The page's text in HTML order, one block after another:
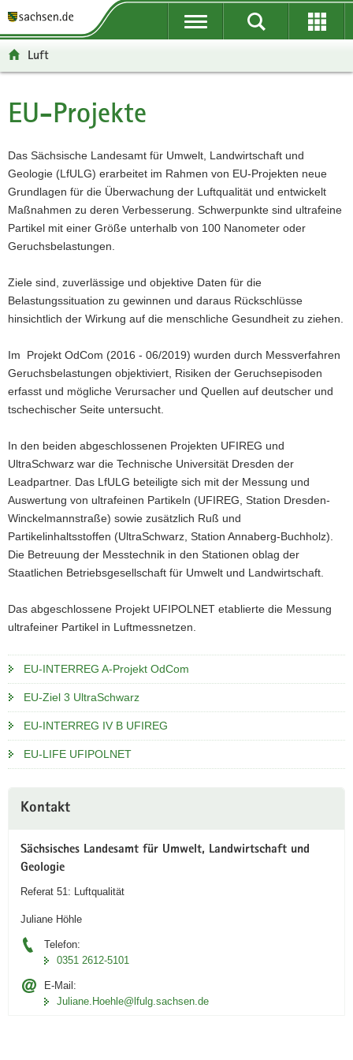
t
ü
e
r
g
r
e
i
e
n
d
N
a
v
i
a
t
i
o
n
t
n
v
i
g
a
t
i
n
p
n
a
l
t
t
e
n
f
o
r
m
a
i
o
n
t
-
e
r
e
i
c
h
Luft
Hauptinhalt
EU-Projekte
Das Sächsische Landesamt für Umwelt, Landwirtschaft und
Geologie (LfULG) erarbeitet im Rahmen von EU-Projekten neue
Grundlagen für die Überwachung der Luftqualität und entwickelt
Maßnahmen zu deren Verbesserung. Schwerpunkte sind ultrafeine
Partikel mit einer Größe unterhalb von 100 Nanometer oder
Geruchsbelastungen.
Ziele sind, zuverlässige und objektive Daten für die
Belastungssituation zu gewinnen und daraus Rückschlüsse
hinsichtlich der Wirkung auf die menschliche Gesundheit zu ziehen.
Im Projekt OdCom (2016 - 06/2019) wurden durch Messverfahren
Geruchsbelastungen objektiviert, Risiken der Geruchsepisoden
erfasst und mögliche Verursacher und Quellen auf deutscher und
tschechischer Seite untersucht.
In den beiden abgeschlossenen Projekten UFIREG und
UltraSchwarz war die Technische Universität Dresden der
Leadpartner. Das LfULG beteiligte sich mit der Messung und
Auswertung von ultrafeinen Partikeln (UFIREG, Station Dresden-
Winckelmannstraße) sowie zusätzlich Ruß und
Partikelinhaltsstoffen (UltraSchwarz, Station Annaberg-Buchholz).
Die Betreuung der Messtechnik in den Stationen oblag der
Staatlichen Betriebsgesellschaft für Umwelt und Landwirtschaft.
Das abgeschlossene Projekt UFIPOLNET etablierte die Messung
ultrafeiner Partikel in Luftmessnetzen.
EU-INTERREG A-Projekt OdCom
EU-Ziel 3 UltraSchwarz
EU-INTERREG IV B UFIREG
EU-LIFE UFIPOLNET
Information
Kontakt
Sächsisches Landesamt für Umwelt, Landwirtschaft und
Geologie
Referat 51: Luftqualität
Juliane Höhle
Telefon:
0351 2612-5101
E-Mail:
Juliane.Hoehle@lfulg.sachsen.de